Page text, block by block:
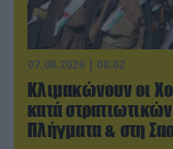
07.08.2026 | 08:02
Κλιμακώνουν οι
κατά
Πλήγματα & στη